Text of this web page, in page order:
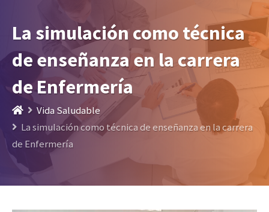
La simulación como técnica
de enseñanza en la carrera
de Enfermería
Vida Saludable
La simulación como técnica de enseñanza en la carrera
de Enfermería